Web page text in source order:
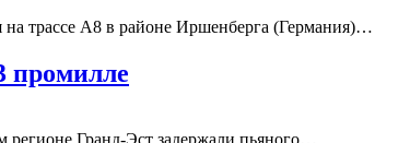
трассе A8 в районе Иршенберга (Германия)…
промилле
Гранд-Эст задержали пьяного…